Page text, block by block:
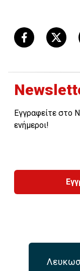
Εγγραφείτε στο
ενήμεροι!